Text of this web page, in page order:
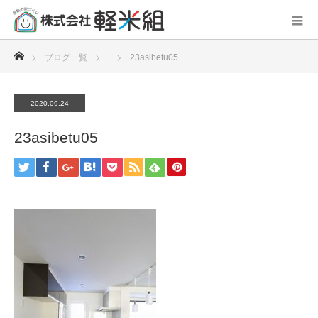
ブログ一覧 23asibetu05
2020.09.24
23asibetu05